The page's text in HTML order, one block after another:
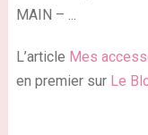
MAIN – ...
L’article Mes
en premier sur Le